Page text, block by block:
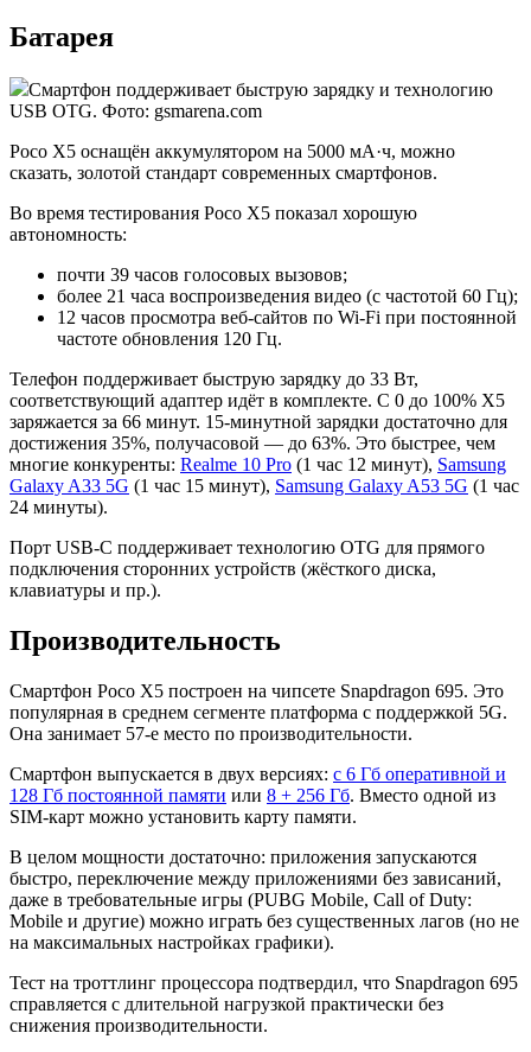
Батарея
Смартфон поддерживает быструю зарядку и технологию
USB OTG. Фото: gsmarena.com
Poco X5 оснащён аккумулятором на 5000 мА·ч, можно
сказать, золотой стандарт современных смартфонов.
Во время тестирования Poco X5 показал хорошую
автономность:
почти 39 часов голосовых вызовов;
более 21 часа воспроизведения видео (с частотой 60 Гц);
12 часов просмотра веб-сайтов по Wi-Fi при постоянной
частоте обновления 120 Гц.
Телефон поддерживает быструю зарядку до 33 Вт,
соответствующий адаптер идёт в комплекте. С 0 до 100% X5
заряжается за 66 минут. 15-минутной зарядки достаточно для
достижения 35%, получасовой — до 63%. Это быстрее, чем
многие конкуренты: Realme 10 Pro (1 час 12 минут), Samsung
Galaxy A33 5G (1 час 15 минут), Samsung Galaxy A53 5G (1 час
24 минуты).
Порт USB-C поддерживает технологию OTG для прямого
подключения сторонних устройств (жёсткого диска,
клавиатуры и пр.).
Производительность
Смартфон Poco X5 построен на чипсете Snapdragon 695. Это
популярная в среднем сегменте платформа с поддержкой 5G.
Она занимает 57-е место по производительности.
Смартфон выпускается в двух версиях: с 6 Гб оперативной и
128 Гб постоянной памяти или 8 + 256 Гб. Вместо одной из
SIM-карт можно установить карту памяти.
В целом мощности достаточно: приложения запускаются
быстро, переключение между приложениями без зависаний,
даже в требовательные игры (PUBG Mobile, Call of Duty:
Mobile и другие) можно играть без существенных лагов (но не
на максимальных настройках графики).
Тест на троттлинг процессора подтвердил, что Snapdragon 695
справляется с длительной нагрузкой практически без
снижения производительности.